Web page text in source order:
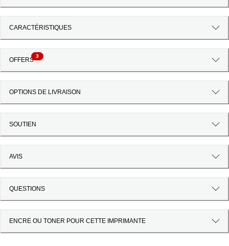
CARACTÉRISTIQUES
OFFERS
3
OPTIONS DE LIVRAISON
SOUTIEN
AVIS
QUESTIONS
ENCRE OU TONER POUR CETTE IMPRIMANTE